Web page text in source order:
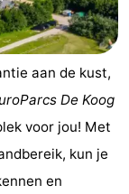
aan de kust,
De Koog
voor jou! Met
kun je
en